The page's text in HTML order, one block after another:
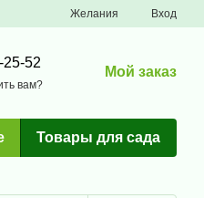
Желания Вход
25-52
вам?
Мой заказ
Товары для сада